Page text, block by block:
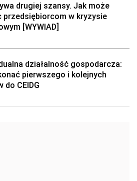
drugiej szansy. Jak może
przedsiębiorcom w kryzysie
[WYWIAD]
działalność gospodarcza:
pierwszego i kolejnych
do CEIDG